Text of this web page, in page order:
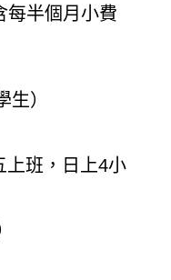
每半個月小費
）
上班，日上4小